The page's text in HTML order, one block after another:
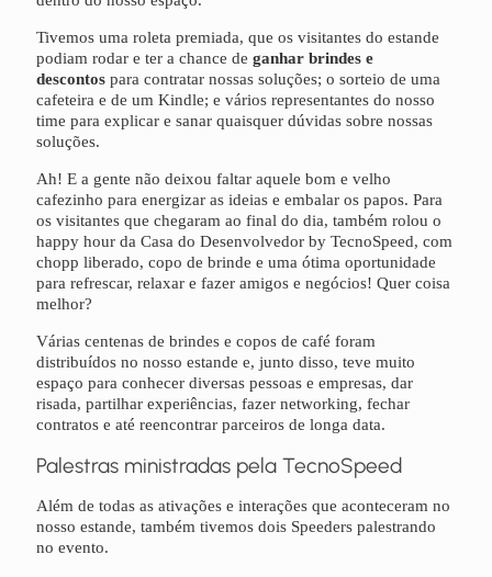
Tivemos uma roleta premiada, que os visitantes do estande
podiam rodar e ter a chance de ganhar brindes e
descontos para contratar nossas soluções; o sorteio de uma
cafeteira e de um Kindle; e vários representantes do nosso
time para explicar e sanar quaisquer dúvidas sobre nossas
soluções.
Ah! E a gente não deixou faltar aquele bom e velho
cafezinho para energizar as ideias e embalar os papos. Para
os visitantes que chegaram ao final do dia, também rolou o
happy hour da Casa do Desenvolvedor by TecnoSpeed, com
chopp liberado, copo de brinde e uma ótima oportunidade
para refrescar, relaxar e fazer amigos e negócios! Quer coisa
melhor?
Várias centenas de brindes e copos de café foram
distribuídos no nosso estande e, junto disso, teve muito
espaço para conhecer diversas pessoas e empresas, dar
risada, partilhar experiências, fazer networking, fechar
contratos e até reencontrar parceiros de longa data.
Palestras ministradas pela TecnoSpeed
Além de todas as ativações e interações que aconteceram no
nosso estande, também tivemos dois Speeders palestrando
no evento.